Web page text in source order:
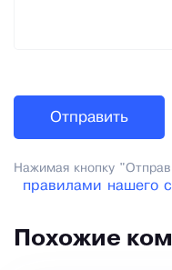
Нажимая кнопку
правилами нашего
Похожие